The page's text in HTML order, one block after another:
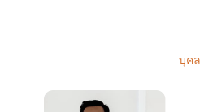
บุค